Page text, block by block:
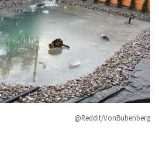
@Reddit/VonBubenberg